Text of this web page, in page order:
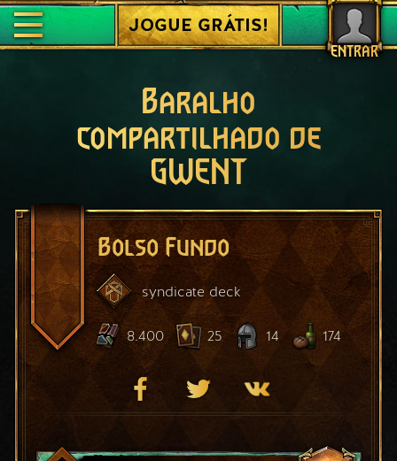
ENTRAR
JOGUE GRÁTIS!
Baralho
compartilhado de
GWENT
Bolso Fundo
syndicate deck
8.400 25 14 174